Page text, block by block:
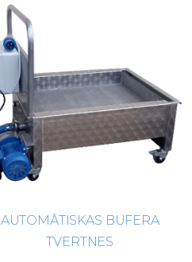
AUTOMĀTISKAS BUFERA
TVERTNES